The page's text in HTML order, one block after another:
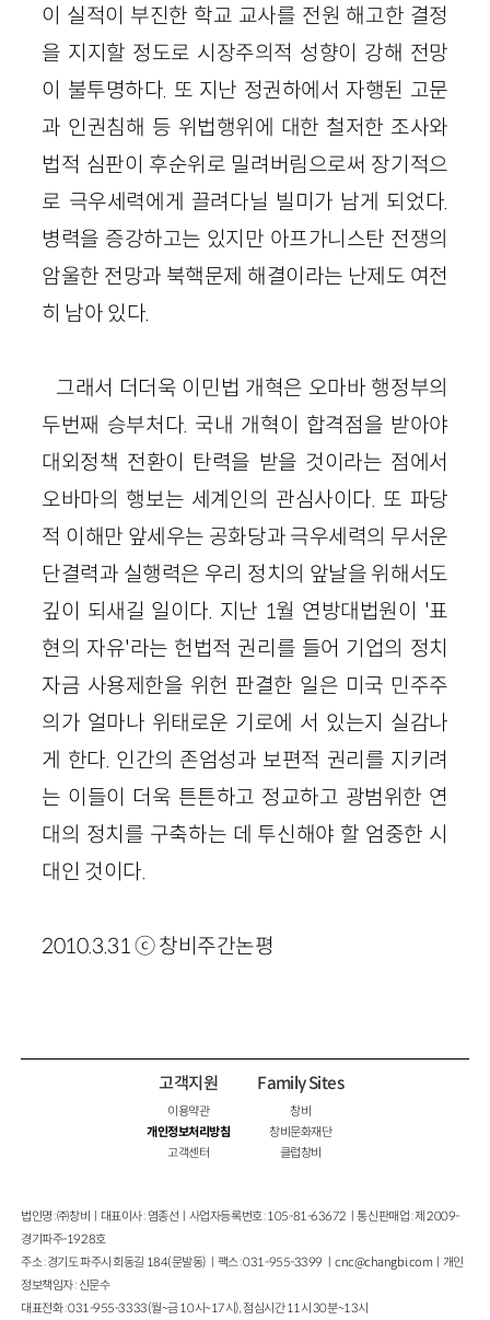
이 실적이 부진한 학교 교사를 전원 해고한 결정
을 지지할 정도로 시장주의적 성향이 강해 전망
이 불투명하다. 또 지난 정권하에서 자행된 고문
과 인권침해 등 위법행위에 대한 철저한 조사와
법적 심판이 후순위로 밀려버림으로써 장기적으
로 극우세력에게 끌려다닐 빌미가 남게 되었다.
병력을 증강하고는 있지만 아프가니스탄 전쟁의
암울한 전망과 북핵문제 해결이라는 난제도 여전
히 남아 있다.
그래서 더더욱 이민법 개혁은 오마바 행정부의
두번째 승부처다. 국내 개혁이 합격점을 받아야
대외정책 전환이 탄력을 받을 것이라는 점에서
오바마의 행보는 세계인의 관심사이다. 또 파당
적 이해만 앞세우는 공화당과 극우세력의 무서운
단결력과 실행력은 우리 정치의 앞날을 위해서도
깊이 되새길 일이다. 지난 1월 연방대법원이 '표
현의 자유'라는 헌법적 권리를 들어 기업의 정치
자금 사용제한을 위헌 판결한 일은 미국 민주주
의가 얼마나 위태로운 기로에 서 있는지 실감나
게 한다. 인간의 존엄성과 보편적 권리를 지키려
는 이들이 더욱 튼튼하고 정교하고 광범위한 연
대의 정치를 구축하는 데 투신해야 할 엄중한 시
대인 것이다.
2010.3.31 ⓒ 창비주간논평
고객지원
이용약관
개인정보처리방침
고객센터
Family Sites
창비
창비문화재단
클럽창비
법인명 : ㈜창비ㅣ대표이사 : 염종선ㅣ사업자등록번호 : 105-81-63672ㅣ통신판매업 : 제 2009-
경기파주-1928호
주소 : 경기도 파주시 회동길 184(문발동)ㅣ팩스 : 031-955-3399 ㅣcnc@changbi.com ㅣ개인
정보책임자 : 신문수
대표전화 : 031-955-3333(월~금 10시~17시), 점심시간 11시 30분~13시